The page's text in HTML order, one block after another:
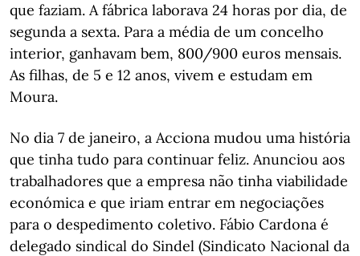
que faziam. A fábrica laborava 24 horas por dia, de
segunda a sexta. Para a média de um concelho
interior, ganhavam bem, 800/900 euros mensais.
As filhas, de 5 e 12 anos, vivem e estudam em
Moura.
No dia 7 de janeiro, a Acciona mudou uma história
que tinha tudo para continuar feliz. Anunciou aos
trabalhadores que a empresa não tinha viabilidade
económica e que iriam entrar em negociações
para o despedimento coletivo. Fábio Cardona é
delegado sindical do Sindel (Sindicato Nacional da